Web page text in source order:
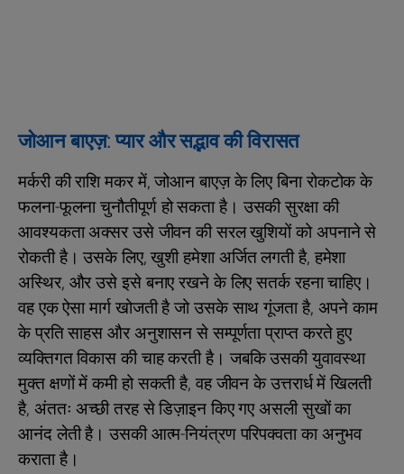
जोआन बाएज़: प्यार और सद्भाव की विरासत
मर्करी की राशि मकर में, जोआन बाएज़ के लिए बिना रोकटोक के
फलना-फूलना चुनौतीपूर्ण हो सकता है। उसकी सुरक्षा की
आवश्यकता अक्सर उसे जीवन की सरल खुशियों को अपनाने से
रोकती है। उसके लिए, खुशी हमेशा अर्जित लगती है, हमेशा
अस्थिर, और उसे इसे बनाए रखने के लिए सतर्क रहना चाहिए।
वह एक ऐसा मार्ग खोजती है जो उसके साथ गूंजता है, अपने काम
के प्रति साहस और अनुशासन से सम्पूर्णता प्राप्त करते हुए
व्यक्तिगत विकास की चाह करती है। जबकि उसकी युवावस्था
मुक्त क्षणों में कमी हो सकती है, वह जीवन के उत्तरार्ध में खिलती
है, अंततः अच्छी तरह से डिज़ाइन किए गए असली सुखों का
आनंद लेती है। उसकी आत्म-नियंत्रण परिपक्वता का अनुभव
कराता है।